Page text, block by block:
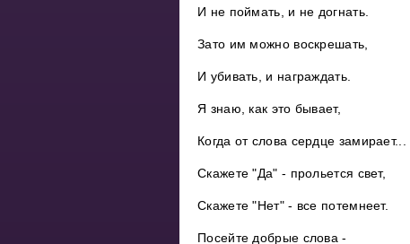
И не поймать, и не догнать.
Зато им можно воскрешать,
И убивать, и награждать.
Я знаю, как это бывает,
Когда от слова сердце замирает...
Скажете "Да" - прольется свет,
Скажете "Нет" - все потемнеет.
Посейте добрые слова -